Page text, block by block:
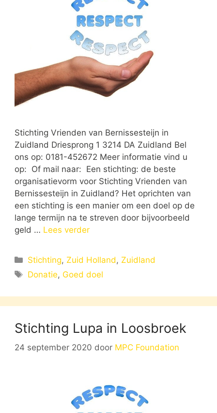
Stichting Vrienden van Bernissesteijn in
Zuidland Driesprong 1 3214 DA Zuidland Bel
ons op: 0181-452672 Meer informatie vind u
op: Of mail naar: Een stichting: de beste
organisatievorm voor Stichting Vrienden van
Bernissesteijn in Zuidland? Het oprichten van
een stichting is een manier om een doel op de
lange termijn na te streven door bijvoorbeeld
geld … Lees verder
Categorieën
Stichting, Zuid Holland , Zuidland
Tags
Donatie, Goed doel
Stichting Lupa in Loosbroek
24 september 2020 door MPC Foundation